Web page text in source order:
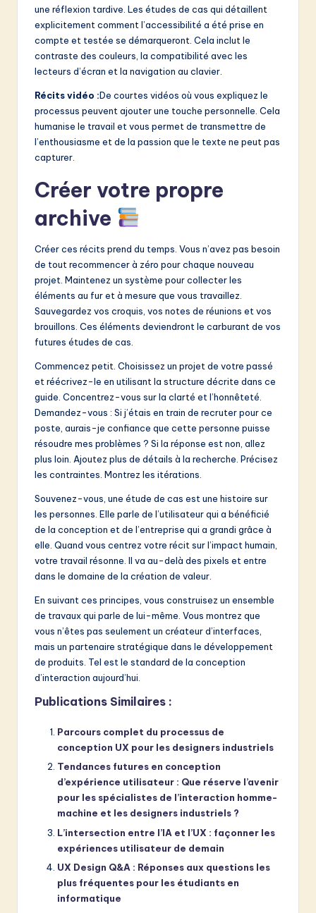
une réflexion tardive. Les études de cas qui détaillent
explicitement comment l’accessibilité a été prise en
compte et testée se démarqueront. Cela inclut le
contraste des couleurs, la compatibilité avec les
lecteurs d’écran et la navigation au clavier.
Récits vidéo :De courtes vidéos où vous expliquez le
processus peuvent ajouter une touche personnelle. Cela
humanise le travail et vous permet de transmettre de
l’enthousiasme et de la passion que le texte ne peut pas
capturer.
Créer votre propre
archive
Créer ces récits prend du temps. Vous n’avez pas besoin
de tout recommencer à zéro pour chaque nouveau
projet. Maintenez un système pour collecter les
éléments au fur et à mesure que vous travaillez.
Sauvegardez vos croquis, vos notes de réunions et vos
brouillons. Ces éléments deviendront le carburant de vos
futures études de cas.
Commencez petit. Choisissez un projet de votre passé
et réécrivez-le en utilisant la structure décrite dans ce
guide. Concentrez-vous sur la clarté et l’honnêteté.
Demandez-vous : Si j’étais en train de recruter pour ce
poste, aurais-je confiance que cette personne puisse
résoudre mes problèmes ? Si la réponse est non, allez
plus loin. Ajoutez plus de détails à la recherche. Précisez
les contraintes. Montrez les itérations.
Souvenez-vous, une étude de cas est une histoire sur
les personnes. Elle parle de l’utilisateur qui a bénéficié
de la conception et de l’entreprise qui a grandi grâce à
elle. Quand vous centrez votre récit sur l’impact humain,
votre travail résonne. Il va au-delà des pixels et entre
dans le domaine de la création de valeur.
En suivant ces principes, vous construisez un ensemble
de travaux qui parle de lui-même. Vous montrez que
vous n’êtes pas seulement un créateur d’interfaces,
mais un partenaire stratégique dans le développement
de produits. Tel est le standard de la conception
d’interaction aujourd’hui.
Publications Similaires :
Parcours complet du processus de
conception UX pour les designers industriels
Tendances futures en conception
d’expérience utilisateur : Que réserve l’avenir
pour les spécialistes de l’interaction homme-
machine et les designers industriels ?
L’intersection entre l’IA et l’UX : façonner les
expériences utilisateur de demain
UX Design Q&A : Réponses aux questions les
plus fréquentes pour les étudiants en
informatique